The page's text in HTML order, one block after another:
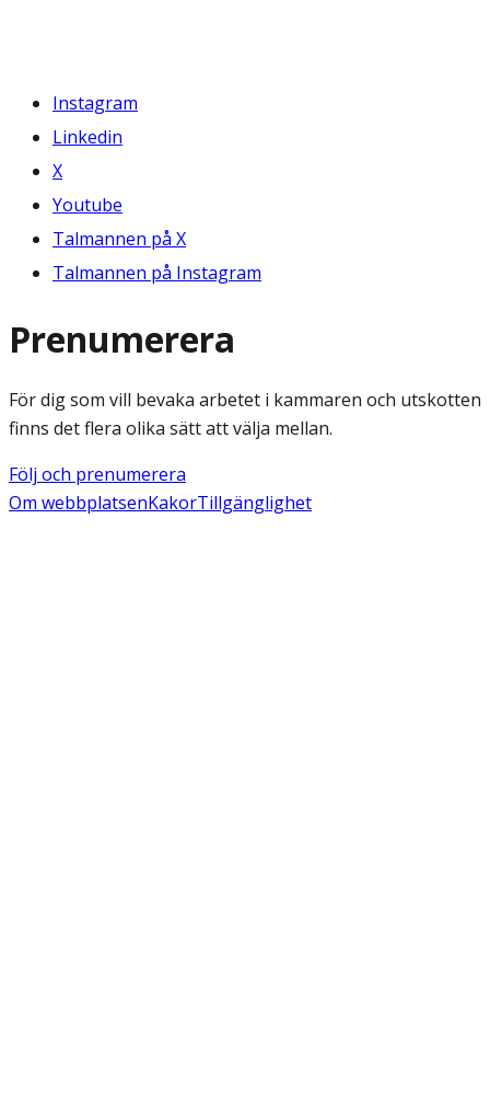
Instagram
Linkedin
X
Youtube
Talmannen på X
Talmannen på Instagram
Prenumerera
För dig som vill bevaka arbetet i kammaren och utskotten
finns det flera olika sätt att välja mellan.
Följ och prenumerera
Om webbplatsenKakorTillgänglighet